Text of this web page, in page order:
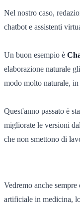
Nel nostro caso,
chatbot e assistenti
Un buon esempio è
elaborazione naturale
modo molto naturale,
Quest'anno passato è
migliorate le versioni
che non smettono di
Vedremo anche
artificiale in medicina,